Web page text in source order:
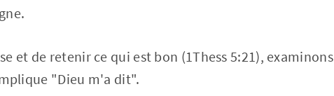
et de retenir ce qui est bon (1Thess 5:21), examinons
"Dieu m'a dit".